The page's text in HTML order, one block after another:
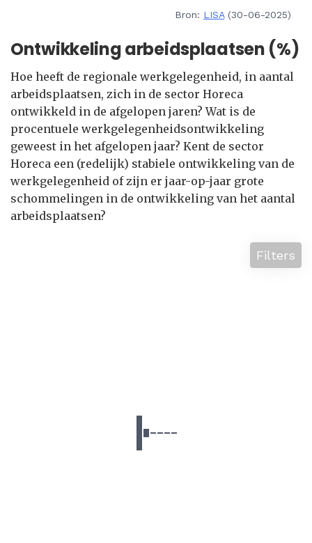
Bron: LISA(30-06-2025)
Ontwikkeling arbeidsplaatsen (%)
Hoe heeft de regionale werkgelegenheid, in aantal
arbeidsplaatsen, zich in de sector Horeca
ontwikkeld in de afgelopen jaren? Wat is de
procentuele werkgelegenheidsontwikkeling
geweest in het afgelopen jaar? Kent de sector
Horeca een (redelijk) stabiele ontwikkeling van de
werkgelegenheid of zijn er jaar-op-jaar grote
schommelingen in de ontwikkeling van het aantal
arbeidsplaatsen?
Filters